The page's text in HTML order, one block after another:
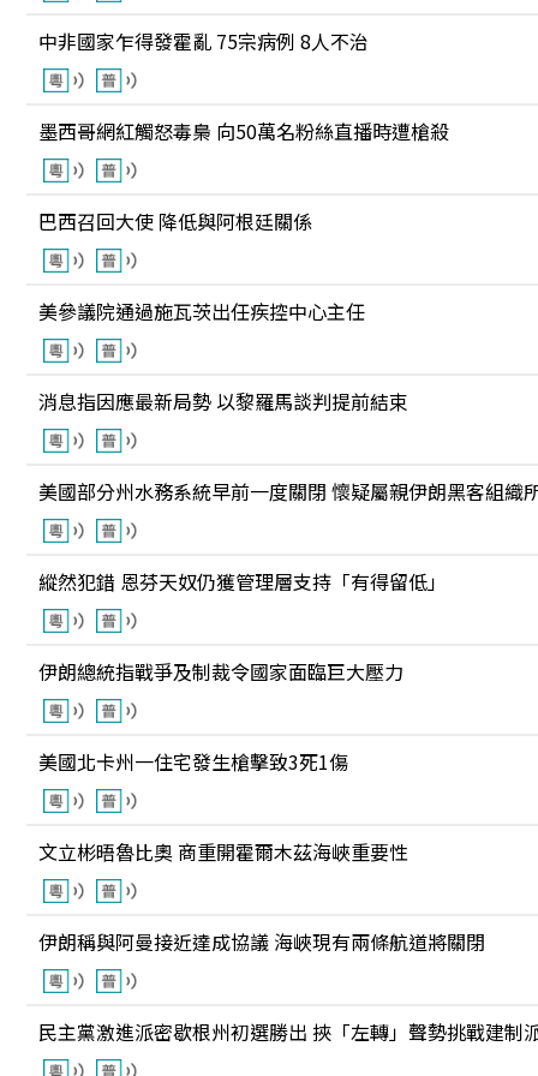
中非國家乍得發霍亂 75宗病例 8人不治
墨西哥網紅觸怒毒梟 向50萬名粉絲直播時遭槍殺
巴西召回大使 降低與阿根廷關係
美參議院通過施瓦茨出任疾控中心主任
消息指因應最新局勢 以黎羅馬談判提前結束
美國部分州水務系統早前一度關閉 懷疑屬親伊朗黑客組織
縱然犯錯 恩芬天奴仍獲管理層支持「有得留低」
伊朗總統指戰爭及制裁令國家面臨巨大壓力
美國北卡州一住宅發生槍擊致3死1傷
文立彬晤魯比奧 商重開霍爾木茲海峽重要性
伊朗稱與阿曼接近達成協議 海峽現有兩條航道將關閉
民主黨激進派密歇根州初選勝出 挾「左轉」聲勢挑戰建制